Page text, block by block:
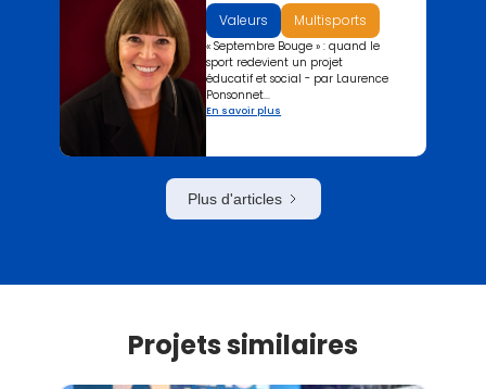
Valeurs Multisports
« Septembre Bouge » : quand le
sport redevient un projet
éducatif et social - par Laurence
Ponsonnet...
En savoir plus
Plus d'articles
Projets similaires